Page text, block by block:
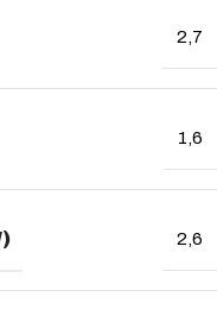
2,7
1,6
2,6